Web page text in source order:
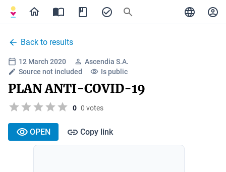
Back to results
12 March 2020
Ascendia S.A.
Source not included
Is public
PLAN ANTI-COVID-19
0 0 votes
OPEN Copy link